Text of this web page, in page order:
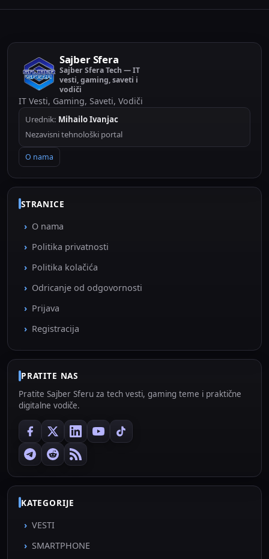
Sajber Sfera
Sajber Sfera Tech — IT
vesti, gaming, saveti i
vodiči
IT Vesti, Gaming, Saveti, Vodiči
Urednik: Mihailo Ivanjac
Nezavisni tehnološki portal
O nama
STRANICE
O nama
Politika privatnosti
Politika kolačića
Odricanje od odgovornosti
Prijava
Registracija
PRATITE NAS
Pratite Sajber Sferu za tech vesti, gaming teme i praktične
digitalne vodiče.
KATEGORIJE
VESTI
SMARTPHONE